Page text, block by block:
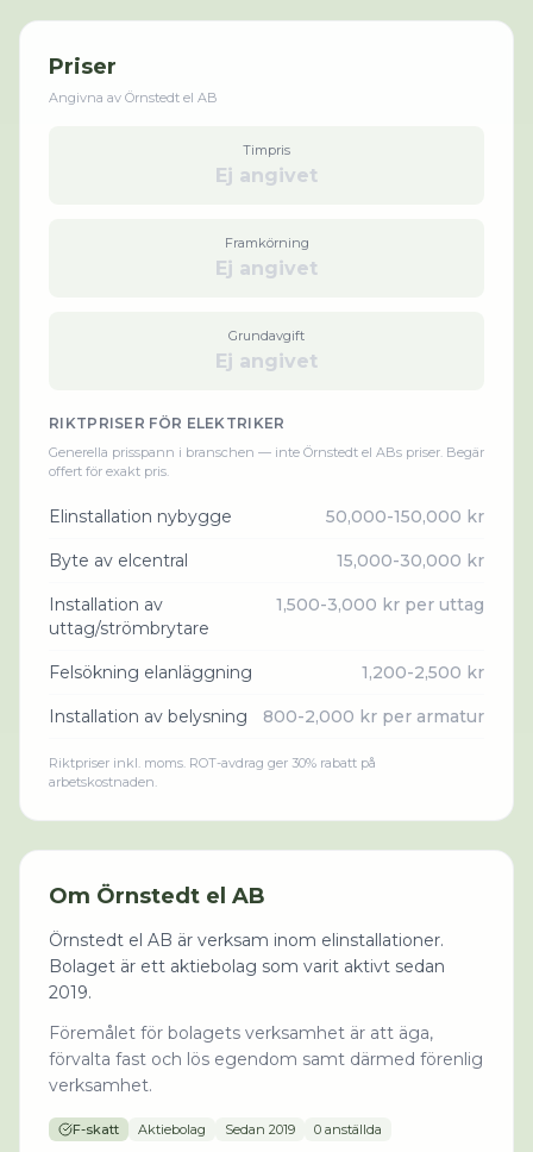
Priser
Angivna av Örnstedt el AB
Timpris
Ej angivet
Framkörning
Ej angivet
Grundavgift
Ej angivet
RIKTPRISER FÖR ELEKTRIKER
Generella prisspann i branschen — inte Örnstedt el ABs priser. Begär
offert för exakt pris.
Elinstallation nybygge 50,000-150,000 kr
Byte av elcentral 15,000-30,000 kr
Installation av
uttag/strömbrytare
1,500-3,000 kr per uttag
Felsökning elanläggning 1,200-2,500 kr
Installation av belysning 800-2,000 kr per armatur
Riktpriser inkl. moms. ROT-avdrag ger 30% rabatt på
arbetskostnaden.
Om Örnstedt el AB
Örnstedt el AB är verksam inom elinstallationer.
Bolaget är ett aktiebolag som varit aktivt sedan
2019.
Föremålet för bolagets verksamhet är att äga,
förvalta fast och lös egendom samt därmed förenlig
verksamhet.
F-skatt Aktiebolag Sedan 2019 0 anställda